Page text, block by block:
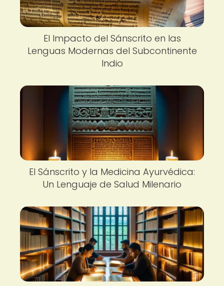
El Impacto del Sánscrito en las
Lenguas Modernas del Subcontinente
Indio
El Sánscrito y la Medicina Ayurvédica:
Un Lenguaje de Salud Milenario